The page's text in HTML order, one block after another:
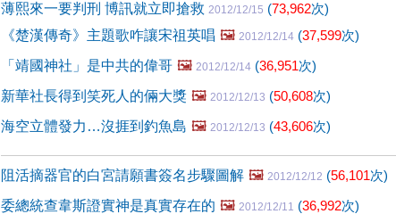
薄熙來一要判刑 博訊就立即搶救 2012/12/15 (73,962次)
《楚漢傳奇》主題歌咋讓宋祖英唱 🖼️ 2012/12/14 (37,599次)
「靖國神社」是中共的偉哥 🖼️ 2012/12/14 (36,951次)
新華社長得到笑死人的倆大獎 🖼️ 2012/12/13 (50,608次)
海空立體發力…沒捱到釣魚島 🖼️ 2012/12/13 (43,606次)
阻活摘器官的白宮請願書簽名步驟圖解 🖼️ 2012/12/12 (56,101次)
委總統查韋斯證實神是真實存在的 🖼️ 2012/12/11 (36,992次)